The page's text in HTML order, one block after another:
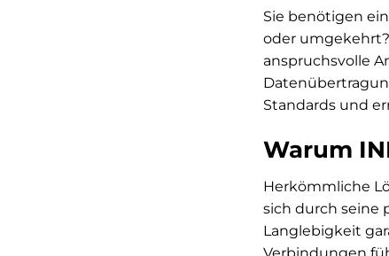
Sie benötigen
oder
anspruchsvolle
Standards und
Warum
Herkömmliche
sich durch seine
Langlebigkeit
Verbindungen